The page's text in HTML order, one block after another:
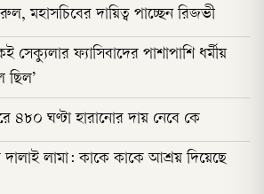
মহাসচিবের দায়িত্ব পাচ্ছেন রিজভী
ফ্যাসিবাদের পাশাপাশি ধর্মীয়
ছিল’
৪৮০ ঘণ্টা হারানোর দায় নেবে কে
দালাই লামা: কাকে কাকে আশ্রয় দিয়েছে